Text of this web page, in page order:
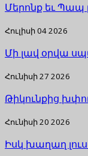
Մերոնք եւ
Հուլիսի 04 2026
Մի լավ օրվա
Հունիսի 27 2026
Թիկունքից
Հունիսի 20 2026
Իսկ խաղաղ